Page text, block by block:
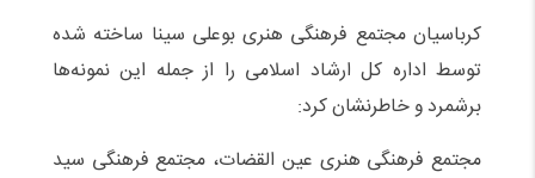
کرباسیان مجتمع فرهنگی هنری بوعلی سینا ساخته شده
توسط اداره کل ارشاد اسلامی را از جمله این نمونه‌ها
برشمرد و خاطرنشان کرد:
مجتمع فرهنگی هنری عین القضات، مجتمع فرهنگی سید